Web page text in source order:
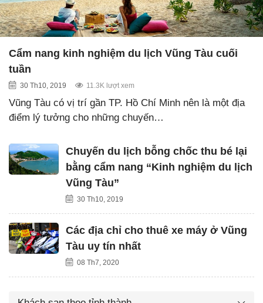
Cẩm nang kinh nghiệm du lịch Vũng Tàu cuối
tuần
30 Th10, 2019 11.3K lượt xem
Vũng Tàu có vị trí gần TP. Hồ Chí Minh nên là một địa
điểm lý tưởng cho những chuyến…
Chuyến du lịch bỗng chốc thu bé lại
bằng cẩm nang “Kinh nghiệm du lịch
Vũng Tàu”
30 Th10, 2019
Các địa chỉ cho thuê xe máy ở Vũng
Tàu uy tín nhất
08 Th7, 2020